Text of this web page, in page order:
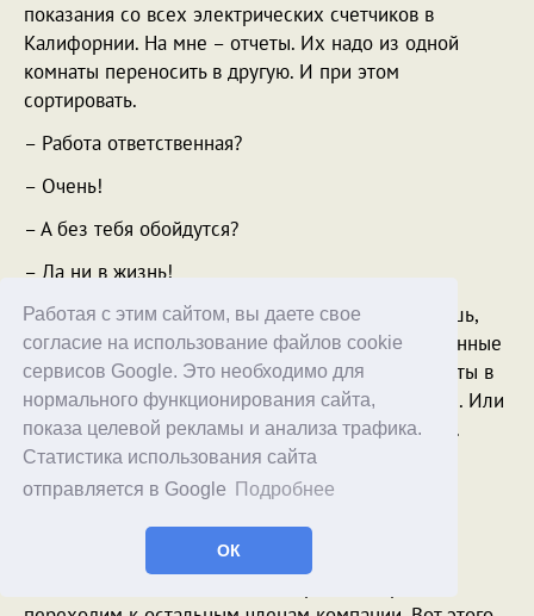
Работая с этим сайтом, вы даете свое
согласие на использование файлов cookie
сервисов Google. Это необходимо для
нормального функционирования сайта,
показа целевой рекламы и анализа трафика.
Статистика использования сайта
отправляется в Google
Подробнее
ОК
показания со всех электрических счетчиков в
Калифорнии. На мне – отчеты. Их надо из одной
комнаты переносить в другую. И при этом
сортировать.
– Работа ответственная?
– Очень!
– А без тебя обойдутся?
– Да ни в жизнь!
– Так вот, Бэрри, – сказал Игорь. – Если ты хочешь,
чтобы в Калифорнии по-прежнему снимались данные
со счетчиков и отчеты попадали из одной комнаты в
другую, то ты будешь называть меня только Игги. Или
Игорь. Или Игорь Вадимович. Но никак не иначе.
Бэрри задумался.